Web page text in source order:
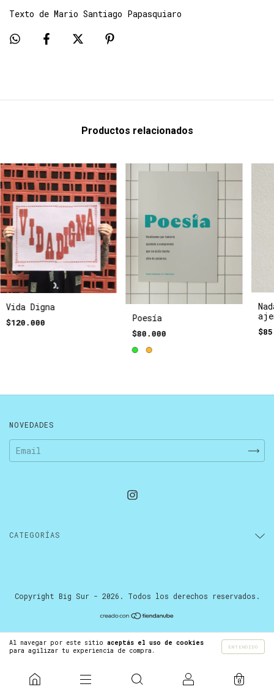
Al navegar por este sitio aceptás el uso de cookies
para agilizar tu experiencia de compra.
ENTENDIDO
0
Texto de Mario Santiago Papasquiaro
Productos relacionados
Vida Digna
$120.000 Poesía
$80.000
NOVEDADES
CATEGORÍAS
Copyright Big Sur - 2026. Todos los derechos reservados.